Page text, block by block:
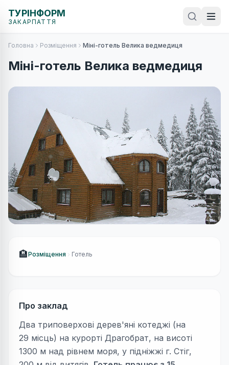
ТУРІНФОРМ
ЗАКАРПАТТЯ
Головна Розміщення Міні-готель Велика ведмедиця
Міні-готель Велика ведмедиця
🏨Розміщення Готель
Про заклад
Два триповерхові дерев'яні котеджі (на
29 місць) на курорті Драгобрат, на висоті
1300 м над рівнем моря, у підніжжі г. Стіг,